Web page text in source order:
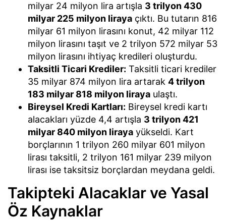
milyar 24 milyon lira artışla 3 trilyon 430
milyar 225 milyon liraya çıktı. Bu tutarın 816
milyar 61 milyon lirasını konut, 42 milyar 112
milyon lirasını taşıt ve 2 trilyon 572 milyar 53
milyon lirasını ihtiyaç kredileri oluşturdu.
Taksitli Ticari Krediler: Taksitli ticari krediler
35 milyar 874 milyon lira artarak 4 trilyon
183 milyar 818 milyon liraya ulaştı.
Bireysel Kredi Kartları: Bireysel kredi kartı
alacakları yüzde 4,4 artışla 3 trilyon 421
milyar 840 milyon liraya yükseldi. Kart
borçlarının 1 trilyon 260 milyar 601 milyon
lirası taksitli, 2 trilyon 161 milyar 239 milyon
lirası ise taksitsiz borçlardan meydana geldi.
Takipteki Alacaklar ve Yasal
Öz Kaynaklar